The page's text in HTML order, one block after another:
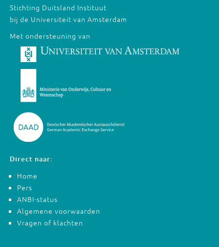
Stichting Duitsland Instituut
bij de Universiteit van Amsterdam
Met ondersteuning van
Direct naar:
Home
Pers
ANBI-status
Algemene voorwaarden
Vragen of klachten